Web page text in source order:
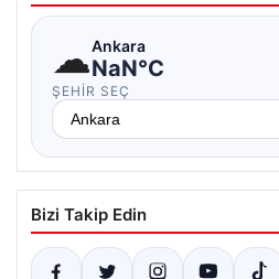
☁Ankara
NaN°C
ŞEHIR SEÇ
Bizi Takip Edin